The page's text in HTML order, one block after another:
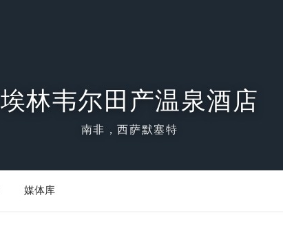
埃林韦尔田产温泉酒店
南非，西萨默塞特
媒体库